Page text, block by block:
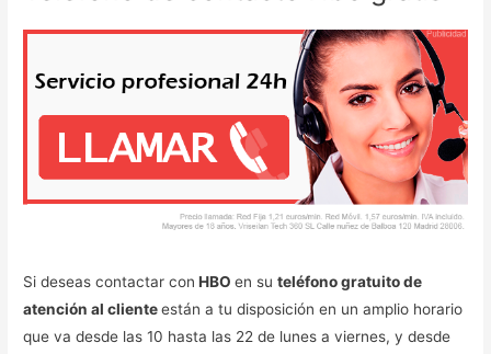
Si deseas contactar con HBOen suteléfono gratuito de
atención al clienteestán a tu disposición en un amplio horario
que va desde las 10 hasta las 22 de lunes a viernes, y desde